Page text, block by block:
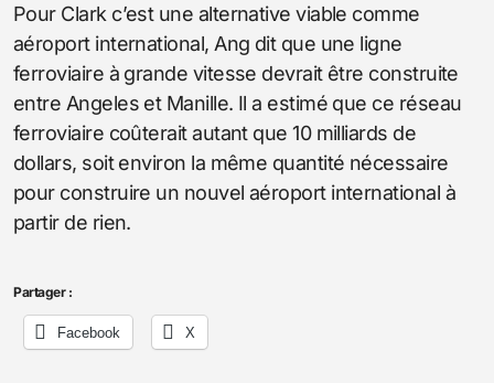
Pour Clark c’est une alternative viable comme
aéroport international, Ang dit que une ligne
ferroviaire à grande vitesse devrait être construite
entre Angeles et Manille. Il a estimé que ce réseau
ferroviaire coûterait autant que 10 milliards de
dollars, soit environ la même quantité nécessaire
pour construire un nouvel aéroport international à
partir de rien.
Partager :
Facebook X